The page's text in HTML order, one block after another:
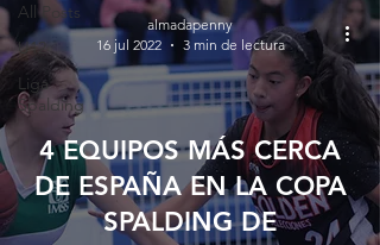
All Posts
U12
Liga
Spalding
4 EQUIPOS MÁS CERCA
DE ESPAÑA EN LA COPA
SPALDING DE
almadapenny
16 jul 2022
3 min de lectura